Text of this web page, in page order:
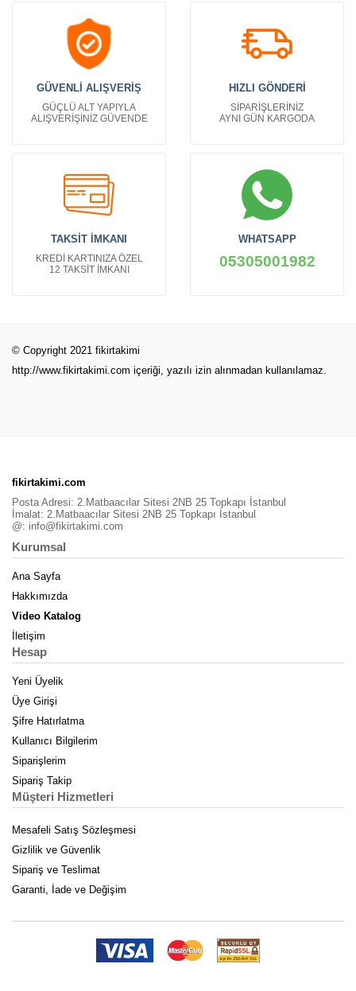
GÜVENLİ ALIŞVERİŞ
GÜÇLÜ ALT YAPIYLA
ALIŞVERİŞİNİZ GÜVENDE
HIZLI GÖNDERİ
SİPARİŞLERİNİZ
AYNI GÜN KARGODA
TAKSİT İMKANI
KREDİ KARTINIZA ÖZEL
12 TAKSİT İMKANI
WHATSAPP
05305001982
© Copyright 2021 fikirtakimi
http://www.fikirtakimi.com içeriği, yazılı izin alınmadan kullanılamaz.
fikirtakimi.com
Posta Adresi: 2.Matbaacılar Sitesi 2NB 25 Topkapı İstanbul
İmalat: 2.Matbaacılar Sitesi 2NB 25 Topkapı İstanbul
@: info@fikirtakimi.com
Kurumsal
Ana Sayfa
Hakkımızda
Video Katalog
İletişim
Hesap
Yeni Üyelik
Üye Girişi
Şifre Hatırlatma
Kullanıcı Bilgilerim
Siparişlerim
Sipariş Takip
Müşteri Hizmetleri
Mesafeli Satış Sözleşmesi
Gizlilik ve Güvenlik
Sipariş ve Teslimat
Garanti, İade ve Değişim